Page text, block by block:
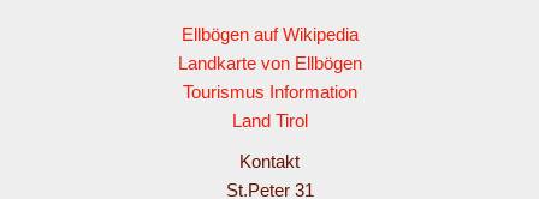
Ellbögen auf Wikipedia
Landkarte von Ellbögen
Tourismus Information
Land Tirol
Kontakt
St.Peter 31